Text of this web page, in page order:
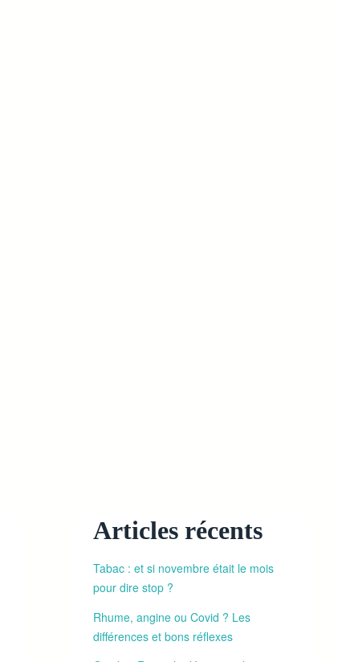
Articles récents
Tabac : et si novembre était le mois
pour dire stop ?
Rhume, angine ou Covid ? Les
différences et bons réflexes